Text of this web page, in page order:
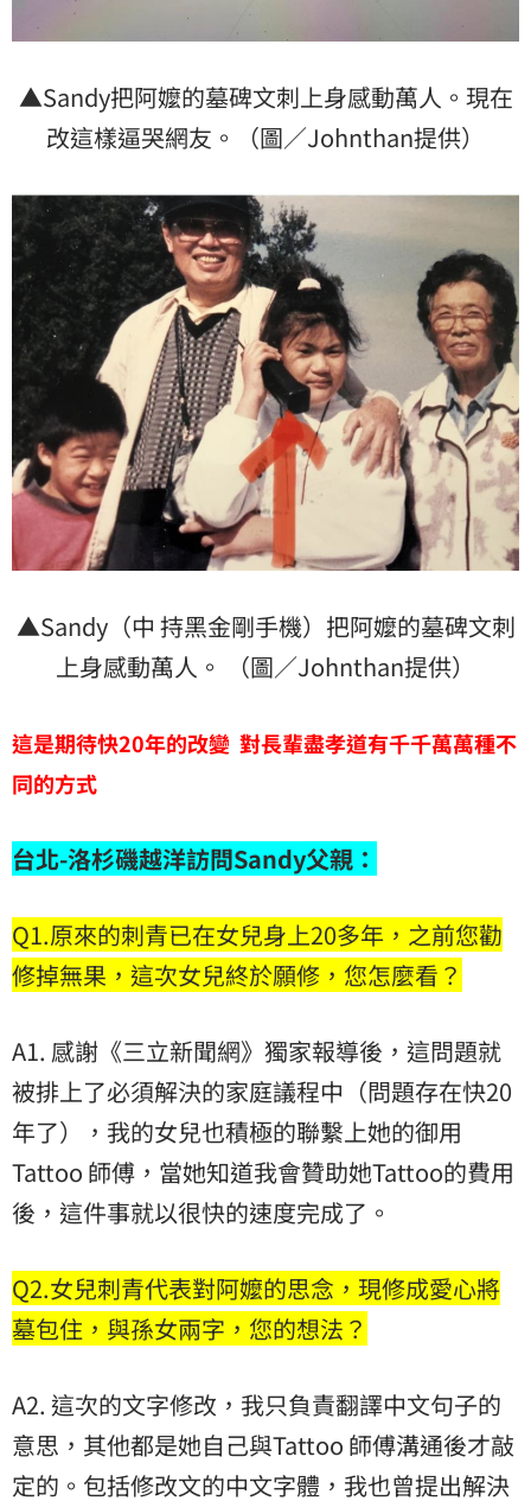
▲Sandy把阿嬤的墓碑文刺上身感動萬人。現在
改這樣逼哭網友。（圖／Johnthan提供）
▲Sandy（中 持黑金剛手機）把阿嬤的墓碑文刺
上身感動萬人。 （圖／Johnthan提供）
這是期待快20年的改變 對長輩盡孝道有千千萬萬種不
同的方式
台北-洛杉磯越洋訪問Sandy父親：
Q1.原來的刺青已在女兒身上20多年，之前您勸
修掉無果，這次女兒終於願修，您怎麼看？
A1. 感謝《三立新聞網》獨家報導後，這問題就
被排上了必須解決的家庭議程中（問題存在快20
年了），我的女兒也積極的聯繫上她的御用
Tattoo 師傅，當她知道我會贊助她Tattoo的費用
後，這件事就以很快的速度完成了。
Q2.女兒刺青代表對阿嬤的思念，現修成愛心將
墓包住，與孫女兩字，您的想法？
A2. 這次的文字修改，我只負責翻譯中文句子的
意思，其他都是她自己與Tattoo 師傅溝通後才敲
定的。包括修改文的中文字體，我也曾提出解決